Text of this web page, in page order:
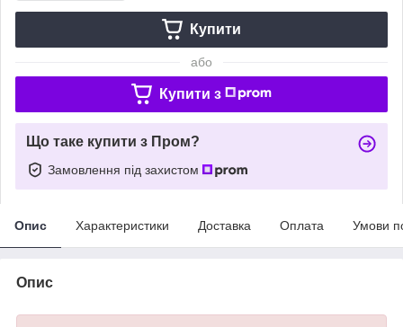
Купити
або
Купити з
Що таке купити з Пром?
Замовлення під захистом
Опис Характеристики Доставка Оплата Умови
Опис